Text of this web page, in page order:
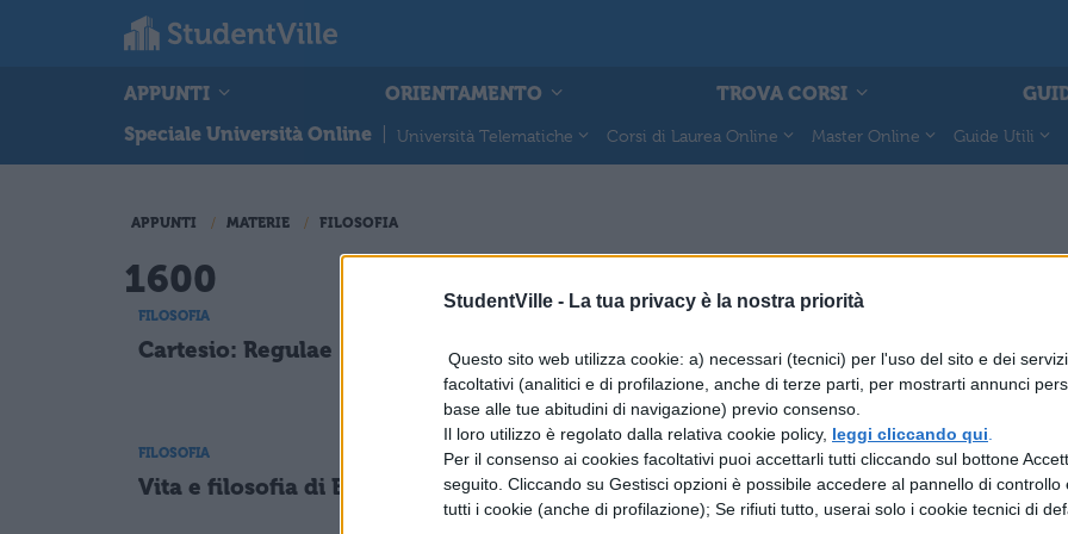
StudentVille - La tua privacy è la nostra priorità
Questo sito web utilizza cookie: a) necessari (tecnici) per l'uso del sito e dei
facoltativi (analitici e di profilazione, anche di terze parti, per mostrarti annunci
base alle tue abitudini di navigazione) previo consenso.
Il loro utilizzo è regolato dalla relativa cookie policy, leggi cliccando qui
Per il consenso ai cookies facoltativi puoi accettarli tutti cliccando sul bottone
seguito. Cliccando su Gestisci opzioni è possibile accedere al pannello di controllo
tutti i cookie (anche di profilazione); Se rifiuti tutto, userai solo i cookie tecnici di
APPUNTI ORIENTAMENTO TROVA CORSI
Speciale Università Online
Università Telematiche Corsi di Laurea Online Master Online Guide Utili
APPUNTI MATERIE FILOSOFIA
1600
FILOSOFIA
Cartesio: Regulae Riassunto su Locke
FILOSOFIA
Vita e filosofia di Isaac
Newton
FILOSOFIA
Vita e filosofia di Brahe
FILOSOFIA
Riflessioni famose di
Cartesio.
FILOSOFIA
Locke: La conoscenza